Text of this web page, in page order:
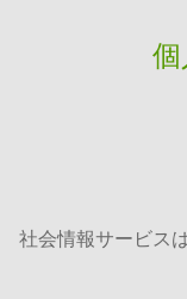
社会情報サービス